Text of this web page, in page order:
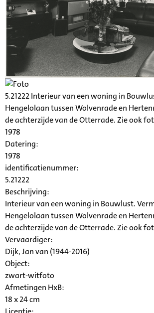
5.21222 Interieur van een woning in
Hengelolaan tussen Wolvenrade en
de achterzijde van de Otterrade. Zie ook
1978
Datering:
1978
identificatienummer:
5.21222
Beschrijving:
Interieur van een woning in Bouwlust.
Hengelolaan tussen Wolvenrade en
de achterzijde van de Otterrade. Zie ook
Vervaardiger:
Dijk, Jan van (1944-2016)
Object:
zwart-witfoto
Afmetingen HxB:
18 x 24 cm